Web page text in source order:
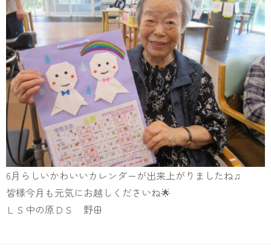
6月らしいかわいいカレンダーが出来上がりましたね♫
皆様今月も元気にお越しくださいね🌟
ＬＳ中の原ＤＳ 野田